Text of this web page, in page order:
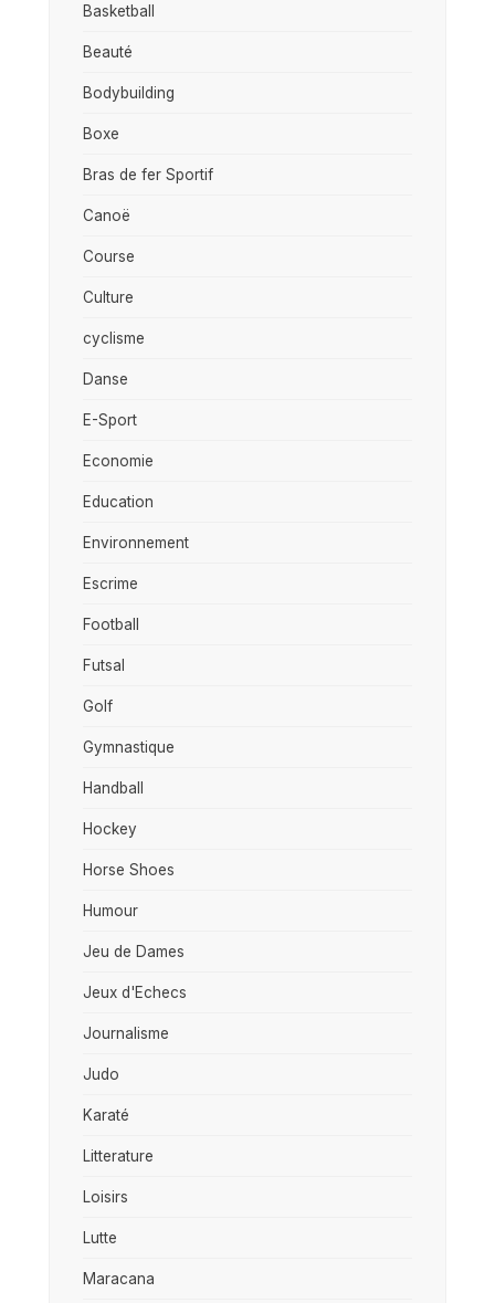
Basketball
Beauté
Bodybuilding
Boxe
Bras de fer Sportif
Canoë
Course
Culture
cyclisme
Danse
E-Sport
Economie
Education
Environnement
Escrime
Football
Futsal
Golf
Gymnastique
Handball
Hockey
Horse Shoes
Humour
Jeu de Dames
Jeux d'Echecs
Journalisme
Judo
Karaté
Litterature
Loisirs
Lutte
Maracana